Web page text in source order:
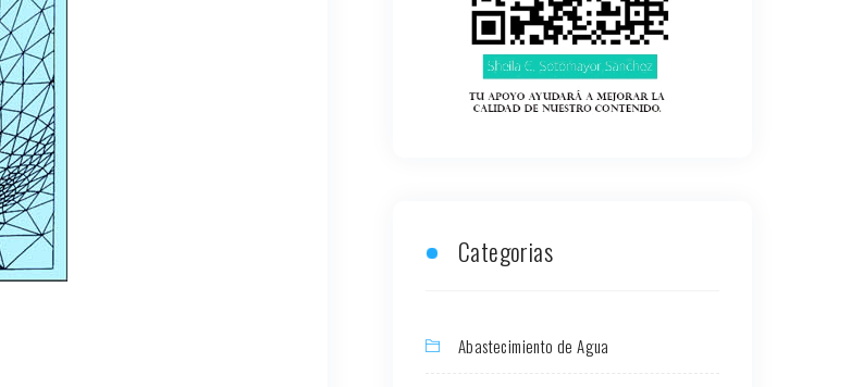
Categorias
Abastecimiento de Agua